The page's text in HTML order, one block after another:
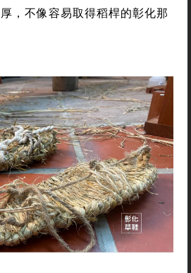
，不像容易取得稻桿的彰化那